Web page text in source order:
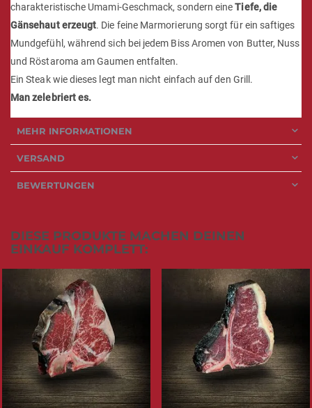
charakteristische Umami-Geschmack, sondern eineTiefe, die
Gänsehaut erzeugt. Die feine Marmorierung sorgt für ein saftiges
Mundgefühl, während sich bei jedem Biss Aromen von Butter, Nuss
und Röstaroma am Gaumen entfalten.
Ein Steak wie dieses legt man nicht einfach auf den Grill.
Man zelebriert es.
MEHR INFORMATIONEN
VERSAND
BEWERTUNGEN
DIESE PRODUKTE MACHEN DEINEN
EINKAUF KOMPLETT: